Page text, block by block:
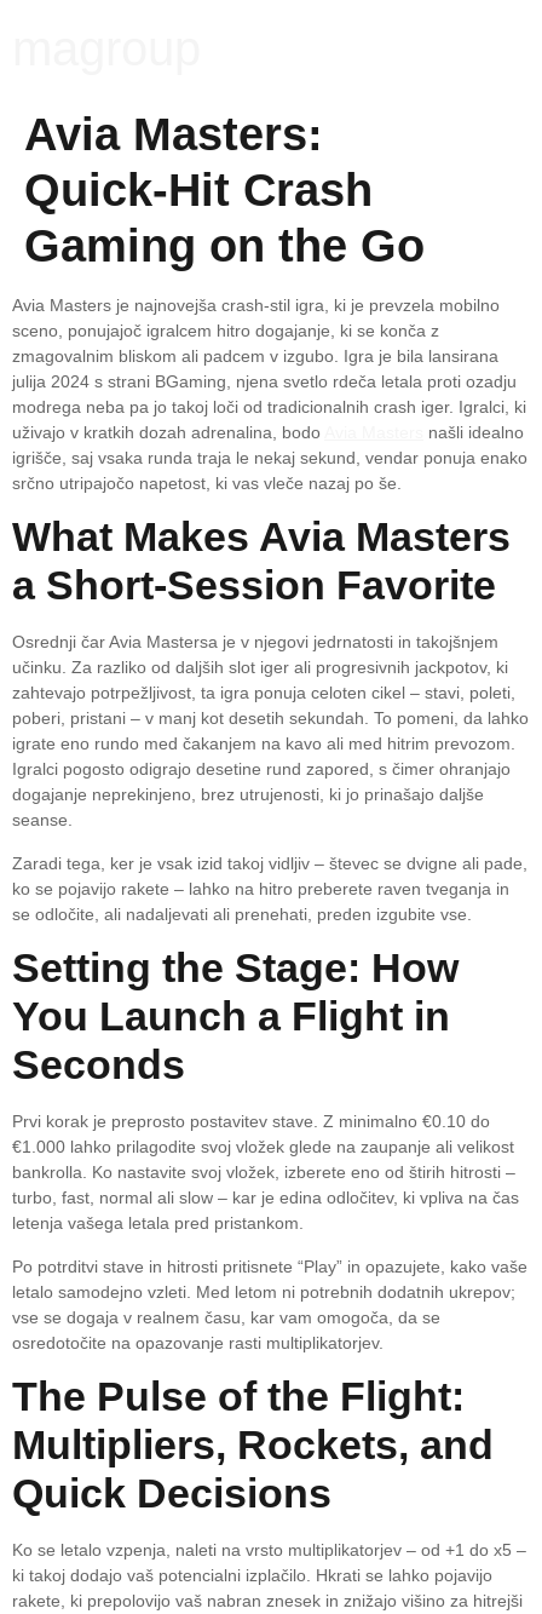
Avia Masters:
Quick‑Hit Crash
Gaming on the Go
Avia Masters je najnovejša crash‑stil igra, ki je prevzela mobilno
sceno, ponujajoč igralcem hitro dogajanje, ki se konča z
zmagovalnim bliskom ali padcem v izgubo. Igra je bila lansirana
julija 2024 s strani BGaming, njena svetlo rdeča letala proti ozadju
modrega neba pa jo takoj loči od tradicionalnih crash iger. Igralci, ki
uživajo v kratkih dozah adrenalina, bodo
našli idealno
igrišče, saj vsaka runda traja le nekaj sekund, vendar ponuja enako
srčno utripajočo napetost, ki vas vleče nazaj po še.
What Makes Avia Masters
a Short‑Session Favorite
Osrednji čar Avia Mastersa je v njegovi jedrnatosti in takojšnjem
učinku. Za razliko od daljših slot iger ali progresivnih jackpotov, ki
zahtevajo potrpežljivost, ta igra ponuja celoten cikel – stavi, poleti,
poberi, pristani – v manj kot desetih sekundah. To pomeni, da lahko
igrate eno rundo med čakanjem na kavo ali med hitrim prevozom.
Igralci pogosto odigrajo desetine rund zapored, s čimer ohranjajo
dogajanje neprekinjeno, brez utrujenosti, ki jo prinašajo daljše
seanse.
Zaradi tega, ker je vsak izid takoj vidljiv – števec se dvigne ali pade,
ko se pojavijo rakete – lahko na hitro preberete raven tveganja in
se odločite, ali nadaljevati ali prenehati, preden izgubite vse.
Setting the Stage: How
You Launch a Flight in
Seconds
Prvi korak je preprosto postavitev stave. Z minimalno €0.10 do
€1.000 lahko prilagodite svoj vložek glede na zaupanje ali velikost
bankrolla. Ko nastavite svoj vložek, izberete eno od štirih hitrosti –
turbo, fast, normal ali slow – kar je edina odločitev, ki vpliva na čas
letenja vašega letala pred pristankom.
Po potrditvi stave in hitrosti pritisnete “Play” in opazujete, kako vaše
letalo samodejno vzleti. Med letom ni potrebnih dodatnih ukrepov;
vse se dogaja v realnem času, kar vam omogoča, da se
osredotočite na opazovanje rasti multiplikatorjev.
The Pulse of the Flight:
Multipliers, Rockets, and
Quick Decisions
Ko se letalo vzpenja, naleti na vrsto multiplikatorjev – od +1 do x5 –
ki takoj dodajo vaš potencialni izplačilo. Hkrati se lahko pojavijo
rakete, ki prepolovijo vaš nabran znesek in znižajo višino za hitrejši